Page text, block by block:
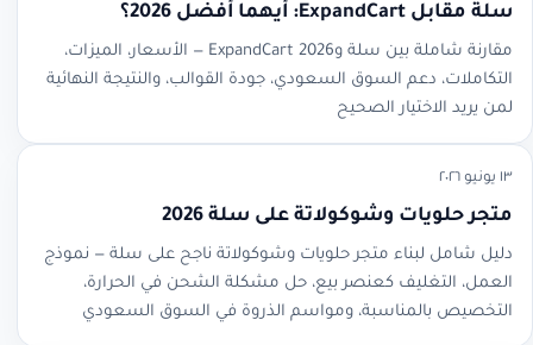
سلة مقابل ExpandCart: أيهما أفضل 2026؟
مقارنة شاملة بين سلة وExpandCart 2026 — الأسعار، الميزات،
التكاملات، دعم السوق السعودي، جودة القوالب، والنتيجة النهائية
لمن يريد الاختيار الصحيح
١٣ يونيو ٢٠٢٦
متجر حلويات وشوكولاتة على سلة 2026
دليل شامل لبناء متجر حلويات وشوكولاتة ناجح على سلة — نموذج
العمل، التغليف كعنصر بيع، حل مشكلة الشحن في الحرارة،
التخصيص بالمناسبة، ومواسم الذروة في السوق السعودي